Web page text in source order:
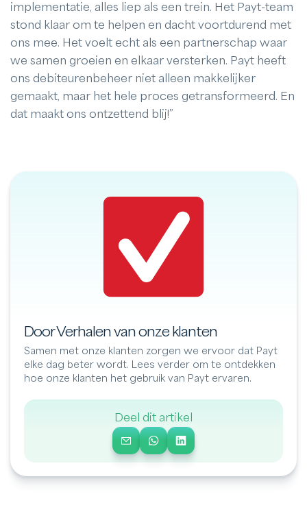
implementatie, alles liep als een trein. Het Payt-team
stond klaar om te helpen en dacht voortdurend met
ons mee. Het voelt echt als een partnerschap waar
we samen groeien en elkaar versterken. Payt heeft
ons debiteurenbeheer niet alleen makkelijker
gemaakt, maar het hele proces getransformeerd. En
dat maakt ons ontzettend blij!”
Door Verhalen van onze klanten
Samen met onze klanten zorgen we ervoor dat Payt
elke dag beter wordt. Lees verder om te ontdekken
hoe onze klanten het gebruik van Payt ervaren.
Deel dit artikel